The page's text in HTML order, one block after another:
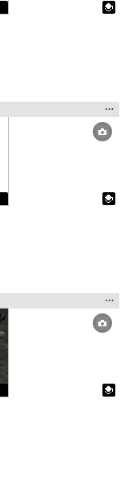
la
…
la
…